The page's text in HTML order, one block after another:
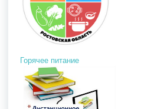
Горячее питание